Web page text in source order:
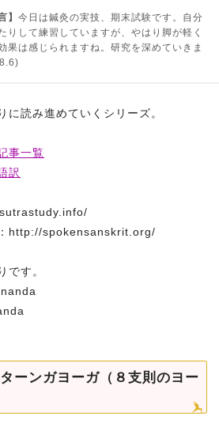
】 今日は鍼灸の実技、期末試験です。自分
りして練習していますが、やはり脚が軽く
果は感じられますね。研究を深めていきま
に読み進めていくシリーズ。
事一覧
訳
http://spokensanskrit.org/
です。
ーンガヨーガ（８支則のヨー